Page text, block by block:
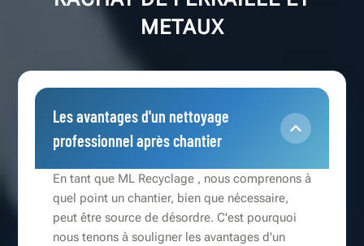
METAUX
Les avantages d'un nettoyage
professionnel après chantier
En tant que ML Recyclage , nous comprenons à
quel point un chantier, bien que nécessaire,
peut être source de désordre. C'est pourquoi
nous tenons à souligner les avantages d'un